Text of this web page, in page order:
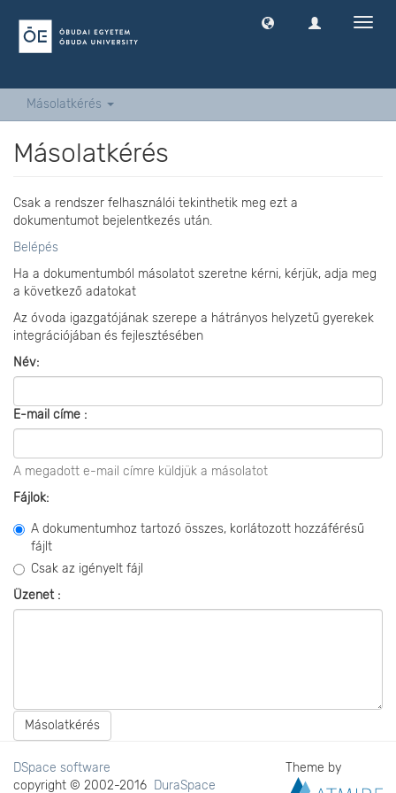
Másolatkérés
Másolatkérés
Csak a rendszer felhasználói tekinthetik meg ezt a
dokumentumot bejelentkezés után.
Belépés
Ha a dokumentumból másolatot szeretne kérni, kérjük, adja meg
a következő adatokat
Az óvoda igazgatójának szerepe a hátrányos helyzetű gyerekek
integrációjában és fejlesztésében
Név:
E-mail címe :
A megadott e-mail címre küldjük a másolatot
Fájlok:
A dokumentumhoz tartozó összes, korlátozott hozzáférésű
fájlt
Csak az igényelt fájl
Üzenet :
Másolatkérés
DSpace software
copyright © 2002-2016 DuraSpace
Theme by